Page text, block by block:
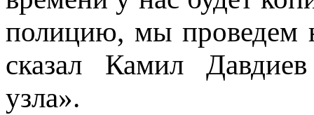
полицию, мы проведем
сказал Камил Давдиев
узла».